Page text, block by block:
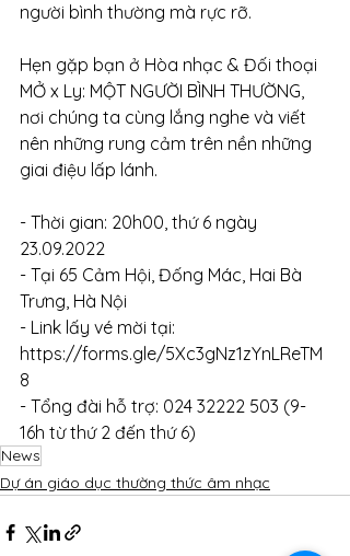
người bình thường mà rực rỡ.
Hẹn gặp bạn ở Hòa nhạc & Đối thoại
MỞ x Ly: MỘT NGƯỜI BÌNH THƯỜNG,
nơi chúng ta cùng lắng nghe và viết
nên những rung cảm trên nền những
giai điệu lấp lánh.
- Thời gian: 20h00, thứ 6 ngày
23.09.2022
- Tại 65 Cảm Hội, Đống Mác, Hai Bà
Trưng, Hà Nội
- Link lấy vé mời tại:
https://forms.gle/5Xc3gNz1zYnLReTM
8
- Tổng đài hỗ trợ: 024 32222 503 (9-
16h từ thứ 2 đến thứ 6)
News
Dự án giáo dục thường thức âm nhạc